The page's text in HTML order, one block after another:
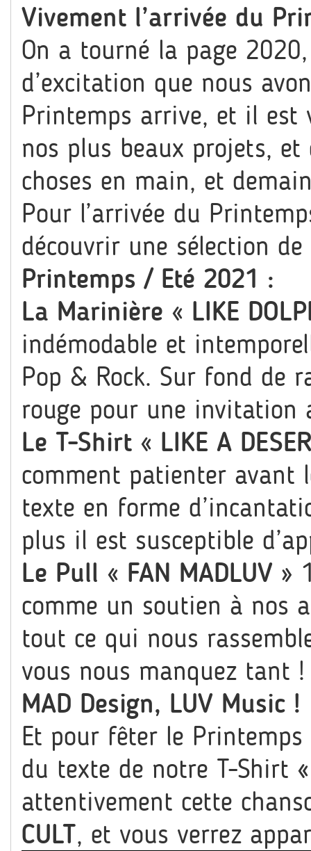
Vivement l’arrivée du
On a tourné la page
d’excitation que nous
Printemps arrive, et il
nos plus beaux projets,
choses en main, et
Pour l’arrivée du
découvrir une sélection
Printemps / Eté 2021 :
La Marinière « LIKE
indémodable et
Pop & Rock. Sur fond de
rouge pour une invitation
Le T-Shirt « LIKE A
comment patienter avant
texte en forme
plus il est susceptible
Le Pull « FAN MADLUV »
comme un soutien à nos
tout ce qui nous
vous nous manquez tant
MAD Design, LUV Music !
Et pour fêter le
du texte de notre T-Shirt
attentivement cette
CULT, et vous verrez